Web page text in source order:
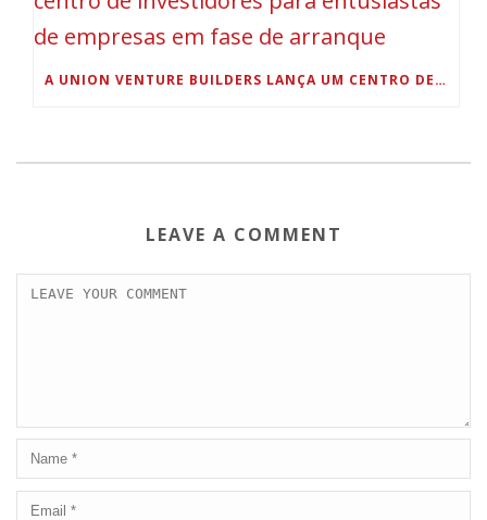
A UNION VENTURE BUILDERS LANÇA UM CENTRO DE INVESTIDORES PARA ENTUSIASTAS DE EMPRESAS EM FASE DE ARRANQUE
LEAVE A COMMENT